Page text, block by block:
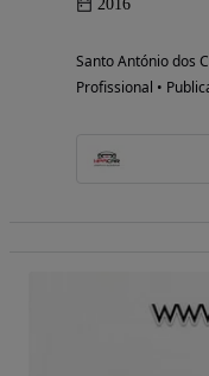
2016
Santo António dos
Profissional •